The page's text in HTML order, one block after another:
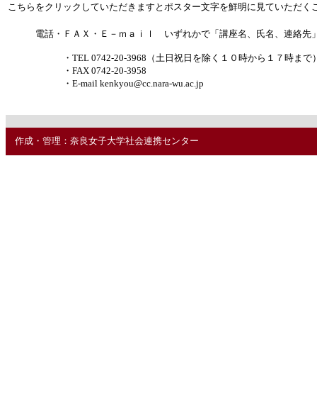
こちらをクリックしていただきますとポスター文字を鮮明に見ていただく
電話・ＦＡＸ・Ｅ－ｍａｉｌ いずれかで「講座名、氏名、連絡先」
・TEL 0742-20-3968（土日祝日を除く１０時から１７時まで
・FAX 0742-20-3958
・E-mail kenkyou@cc.nara-wu.ac.jp
作成・管理：奈良女子大学社会連携センター